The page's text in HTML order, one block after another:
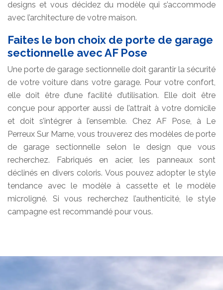
designs et vous décidez du modèle qui s’accommode
avec l’architecture de votre maison.
Faites le bon choix de porte de garage
sectionnelle avec AF Pose
Une porte de garage sectionnelle doit garantir la sécurité
de votre voiture dans votre garage. Pour votre confort,
elle doit être d’une facilité d’utilisation. Elle doit être
conçue pour apporter aussi de l’attrait à votre domicile
et doit s’intégrer à l’ensemble. Chez AF Pose, à Le
Perreux Sur Marne, vous trouverez des modèles de porte
de garage sectionnelle selon le design que vous
recherchez. Fabriqués en acier, les panneaux sont
déclinés en divers coloris. Vous pouvez adopter le style
tendance avec le modèle à cassette et le modèle
microligné. Si vous recherchez l’authenticité, le style
campagne est recommandé pour vous.